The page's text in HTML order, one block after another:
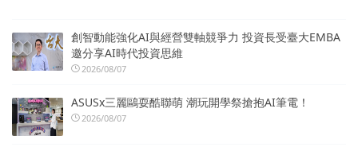
創智動能強化AI與經營雙軸競爭力 投資長受臺大EMBA
邀分享AI時代投資思維
2026/08/07
ASUSx三麗鷗耍酷聯萌 潮玩開學祭搶抱AI筆電！
2026/08/07